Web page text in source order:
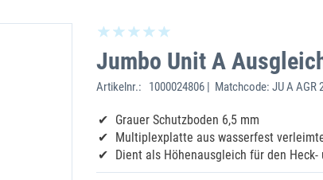
Jumbo Unit A
Artikelnr.: 1000024806 | Matchcode: JU A AGR
Grauer Schutzboden 6,5 mm
Multiplexplatte aus wasserfest
Dient als Höhenausgleich für den